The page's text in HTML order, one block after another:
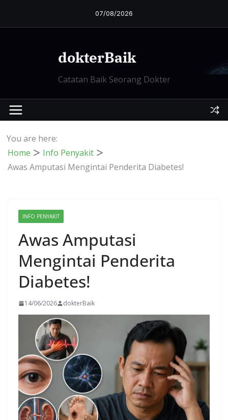
07/08/2026
dokterBaik
Catatan Baik Seorang Dokter
You are here:
Home
Info Penyakit
Awas Amputasi Mengintai Penderita Diabetes!
INFO PENYAKIT
Awas Amputasi
Mengintai Penderita
Diabetes!
14/06/2026 dokterBaik